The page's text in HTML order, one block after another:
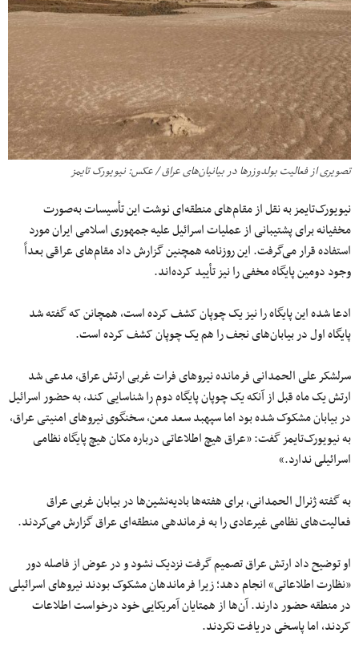
تصویری از فعالیت بولدوزرها در بیانیان‌های عراق / عکس: نیویورک تایمز
نیویورک‌تایمز به نقل از مقام‌های منطقه‌ای نوشت این تأسیسات به‌صورت
مخفیانه برای پشتیبانی از عملیات اسرائیل علیه جمهوری اسلامی ایران مورد
استفاده قرار می‌گرفت. این روزنامه همچنین گزارش داد مقام‌های عراقی بعداً
وجود دومین پایگاه مخفی را نیز تأیید کرده‌اند.
ادعا شده این پایگاه را نیز یک چوپان کشف کرده است، همچانن که گفته شد
پایگاه اول در بیابان‌های نجف را هم یک چوپان کشف کرده است.
سرلشکر علی الحمدانی فرمانده نیروهای فرات غربی ارتش عراق، مدعی شد
ارتش یک ماه قبل از آنکه یک چوپان پایگاه دوم را شناسایی کند، به حضور اسرائیل
در بیابان مشکوک شده بود اما سپهبد سعد معن، سخنگوی نیروهای امنیتی عراق،
به نیویورک‌تایمز گفت: «عراق هیچ اطلاعاتی درباره مکان هیچ پایگاه نظامی
اسرائیلی ندارد.»
به گفته ژنرال الحمدانی، برای هفته‌ها بادیه‌نشین‌ها در بیابان غربی عراق
فعالیت‌های نظامی غیرعادی را به فرماندهی منطقه‌ای عراق گزارش می‌کردند.
او توضیح داد ارتش عراق تصمیم گرفت نزدیک نشود و در عوض از فاصله دور
«نظارت اطلاعاتی» انجام دهد؛ زیرا فرماندهان مشکوک بودند نیروهای اسرائیلی
در منطقه حضور دارند. آن‌ها از همتایان آمریکایی خود درخواست اطلاعات
کردند، اما پاسخی دریافت نکردند.